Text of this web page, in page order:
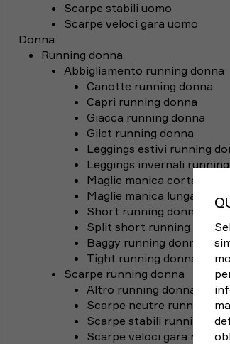
Scarpe stabili uomo
Scarpe veloci gara uomo
Donna
Running donna
Abbigliamento running donna
Canotte running donna
Capri running donna
Giacca running donna
Gilet running donna
Leggings estivi running
Leggings invernali
Maglie manica corta
Maglie manica lunga
Short running donna
Split short running donna
Baggy running donna
Tight running donna
Scarpe running donna
Altro running donna
Scarpe neutre running
Scarpe stabili running
Scarpe veloci gara